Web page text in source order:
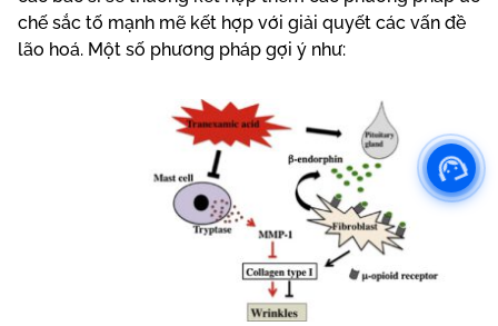
chế sắc tố mạnh mẽ kết hợp với giải quyết các vấn đề
lão hoá. Một số phương pháp gợi ý như: